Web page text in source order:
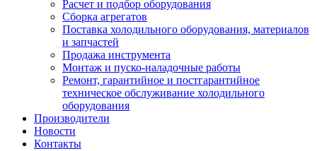
Расчет и подбор оборудования
Сборка агрегатов
Поставка холодильного оборудования, материалов
и запчастей
Продажа инструмента
Монтаж и пуско-наладочные работы
Ремонт, гарантийное и постгарантийное
техническое обслуживание холодильного
оборудования
Производители
Новости
Контакты